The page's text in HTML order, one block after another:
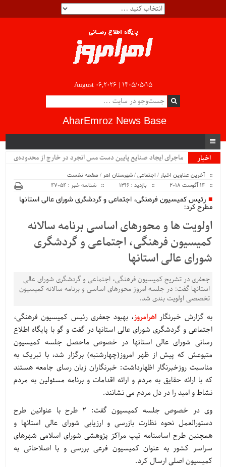
August 06,2026 | ۱۴۰۵/۰۵/۱۵
AharEmroz News Base
اخبار
ماجرای ایجاد صنایع پایین دست مس انجرد در خارج از محدوده‌ی
آخرین عناوین اخبار / اجتماعی/شهرستان اهر /صفحه نخست
14 آگوست 2018
بازدید : 1316 شناسه خبر : 47054
رئیس کمیسیون فرهنگی، اجتماعی و گردشگری شورای عالی استانها
مطرح کرد:
اولویت ها و محورهای اساسی برنامه سالانه
كمیسیون فرهنگی، اجتماعی و گردشگری
شورای عالی استانها
جعفری در تشریح کمیسیون فرهنگی، اجتماعی و گردشگری شورای عالی
استانها گفت: در جلسه امروز محورهای اساسی و برنامه سالانه کمیسیون
تخصصی اولویت بندی شد.
به گزارش خبرنگار اهرامروز، بهبود جعفری رئیس کمیسیون فرهنگی،
اجتماعی و گردشگری شورای عالی استانها در گفت و گو با پایگاه اطلاع
رسانی شورای عالی استانها در خصوص ماحصل جلسه کمیسیون
متبوعش که پیش از ظهر امروز(چهارشنبه) برگزار شد، با تبریک به
مناسبت روزخبرنگار اظهارداشت: خبرنگاران زبان رسای جامعه هستند
که با ارائه حقایق به مردم و ارائه اقدامات و برنامه مسئولین به مردم
نشاط و امید را در دل مردم می نشانند.
وی در خصوص جلسه کمیسیون گفت: 2 طرح با عنوانین طرح
دستورالعمل نحوه نظارت بازرسی و ارزیابی شورای عالی استانها و
همچنین طرح اساسنامه تیپ مراکز پژوهشی شورای اسلامی شهرهای
سراسر کشور به عنوان کمیسیون فرعی بررسی و با اصلاحاتی به
کمیسیون اصلی ارسال کرد.